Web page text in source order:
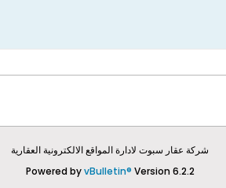
شركة عقار سبوت لادارة المواقع الالكترونية العقارية
Powered byvBulletin® Version 6.2.2